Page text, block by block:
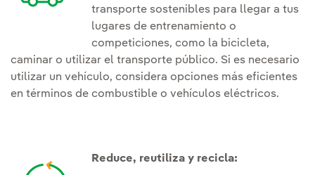
transporte sostenibles para llegar a tus
lugares de entrenamiento o
competiciones, como la bicicleta,
caminar o utilizar el transporte público. Si es necesario
utilizar un vehículo, considera opciones más eficientes
en términos de combustible o vehículos eléctricos.
Reduce, reutiliza y recicla: